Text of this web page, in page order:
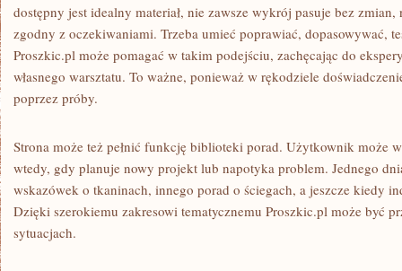
dostępny jest idealny materiał, nie zawsze wykrój pasuje bez
zgodny z oczekiwaniami. Trzeba umieć poprawiać, dopasowywać,
Proszkic.pl może pomagać w takim podejściu, zachęcając do
własnego warsztatu. To ważne, ponieważ w rękodziele
poprzez próby.
Strona może też pełnić funkcję biblioteki porad. Użytkownik może
wtedy, gdy planuje nowy projekt lub napotyka problem. Jednego
wskazówek o tkaninach, innego porad o ściegach, a jeszcze kiedy
Dzięki szerokiemu zakresowi tematycznemu Proszkic.pl może być
sytuacjach.